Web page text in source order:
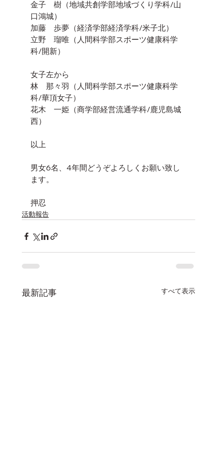
金子　樹（地域共創学部地域づくり学科/山
口鴻城）
加藤　歩夢（経済学部経済学科/米子北）
立野　瑠唯（人間科学部スポーツ健康科学
科/開新）
女子左から
林　那々羽（人間科学部スポーツ健康科学
科/華頂女子）
花木　一姫（商学部経営流通学科/鹿児島城
西）
以上
男女6名、4年間どうぞよろしくお願い致し
ます。
押忍
活動報告
最新記事 すべて表示